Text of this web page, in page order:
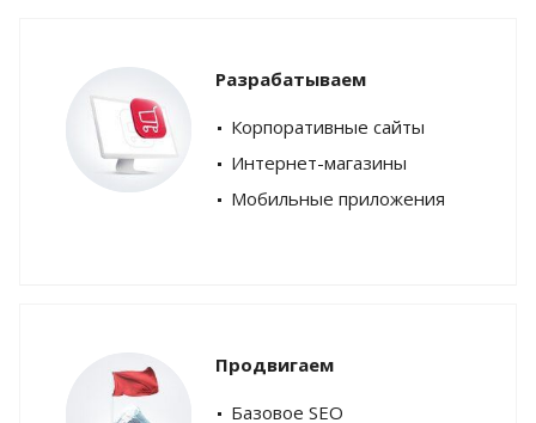
Разрабатываем
Корпоративные сайты
Интернет-магазины
Мобильные приложения
Продвигаем
Базовое SEO